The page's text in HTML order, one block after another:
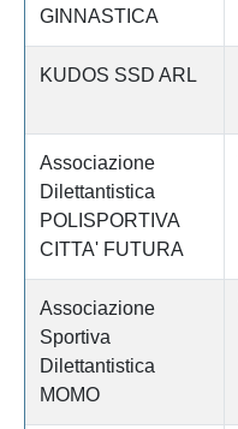
GINNASTICA
KUDOS SSD ARL
Associazione
Dilettantistica
POLISPORTIVA
CITTA' FUTURA
Associazione
Sportiva
Dilettantistica
MOMO